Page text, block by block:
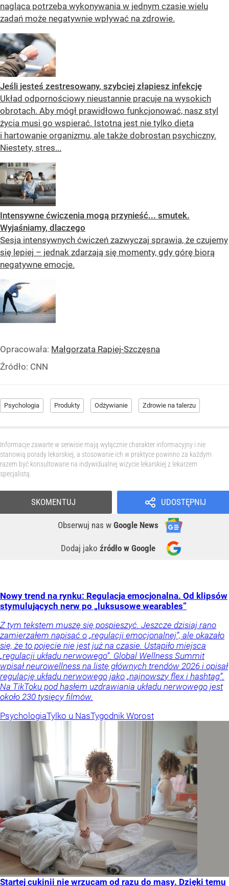
nagląca potrzeba wykonywania w jednym czasie wielu
zadań może negatywnie wpływać na zdrowie.
Jeśli jesteś zestresowany, szybciej złapiesz infekcję
Układ odpornościowy nieustannie pracuje na wysokich
obrotach. Aby mógł prawidłowo funkcjonować, nasz styl
życia musi go wspierać. Istotna jest nie tylko dieta
i hartowanie organizmu, ale także dobrostan psychiczny.
Niestety, stres...
Intensywne ćwiczenia mogą przynieść... smutek.
Wyjaśniamy, dlaczego
Sesja intensywnych ćwiczeń zazwyczaj sprawia, że ​​czujemy
się lepiej – jednak zdarzają się momenty, gdy górę biorą
negatywne emocje.
Opracowała: Małgorzata Rapiej-Szczęsna
Źródło: CNN
Psychologia Produkty Odżywianie Zdrowie na talerzu
Informacje zawarte w serwisie mają wyłącznie charakter informacyjny i nie
stanowią porady lekarskiej, a stosowanie ich w praktyce powinno za każdym
razem być konsultowane na indywidualnej wizycie lekarskiej z lekarzem
specjalistą.
UDOSTĘPNIJ
Obserwuj nas w Google News
Dodaj jako źródło w Google
SKOMENTUJ
Nowy trend na rynku: Regulacja emocjonalna. Od klipsów
stymulujących nerw po „luksusowe wearables”
Z tym tekstem muszę się pospieszyć. Jeszcze dzisiaj rano
zamierzałem napisać o „regulacji emocjonalnej”, ale okazało
się, że to pojęcie nie jest już na czasie. Ustąpiło miejsca
„regulacji układu nerwowego”. Global Wellness Summit
wpisał neurowellness na listę głównych trendów 2026 i opisał
regulację układu nerwowego jako „najnowszy flex i hashtag”.
Na TikToku pod hasłem uzdrawiania układu nerwowego jest
około 230 tysięcy filmów.
PsychologiaTylko u NasTygodnik Wprost
Startej cukinii nie wrzucam od razu do masy. Dzięki temu